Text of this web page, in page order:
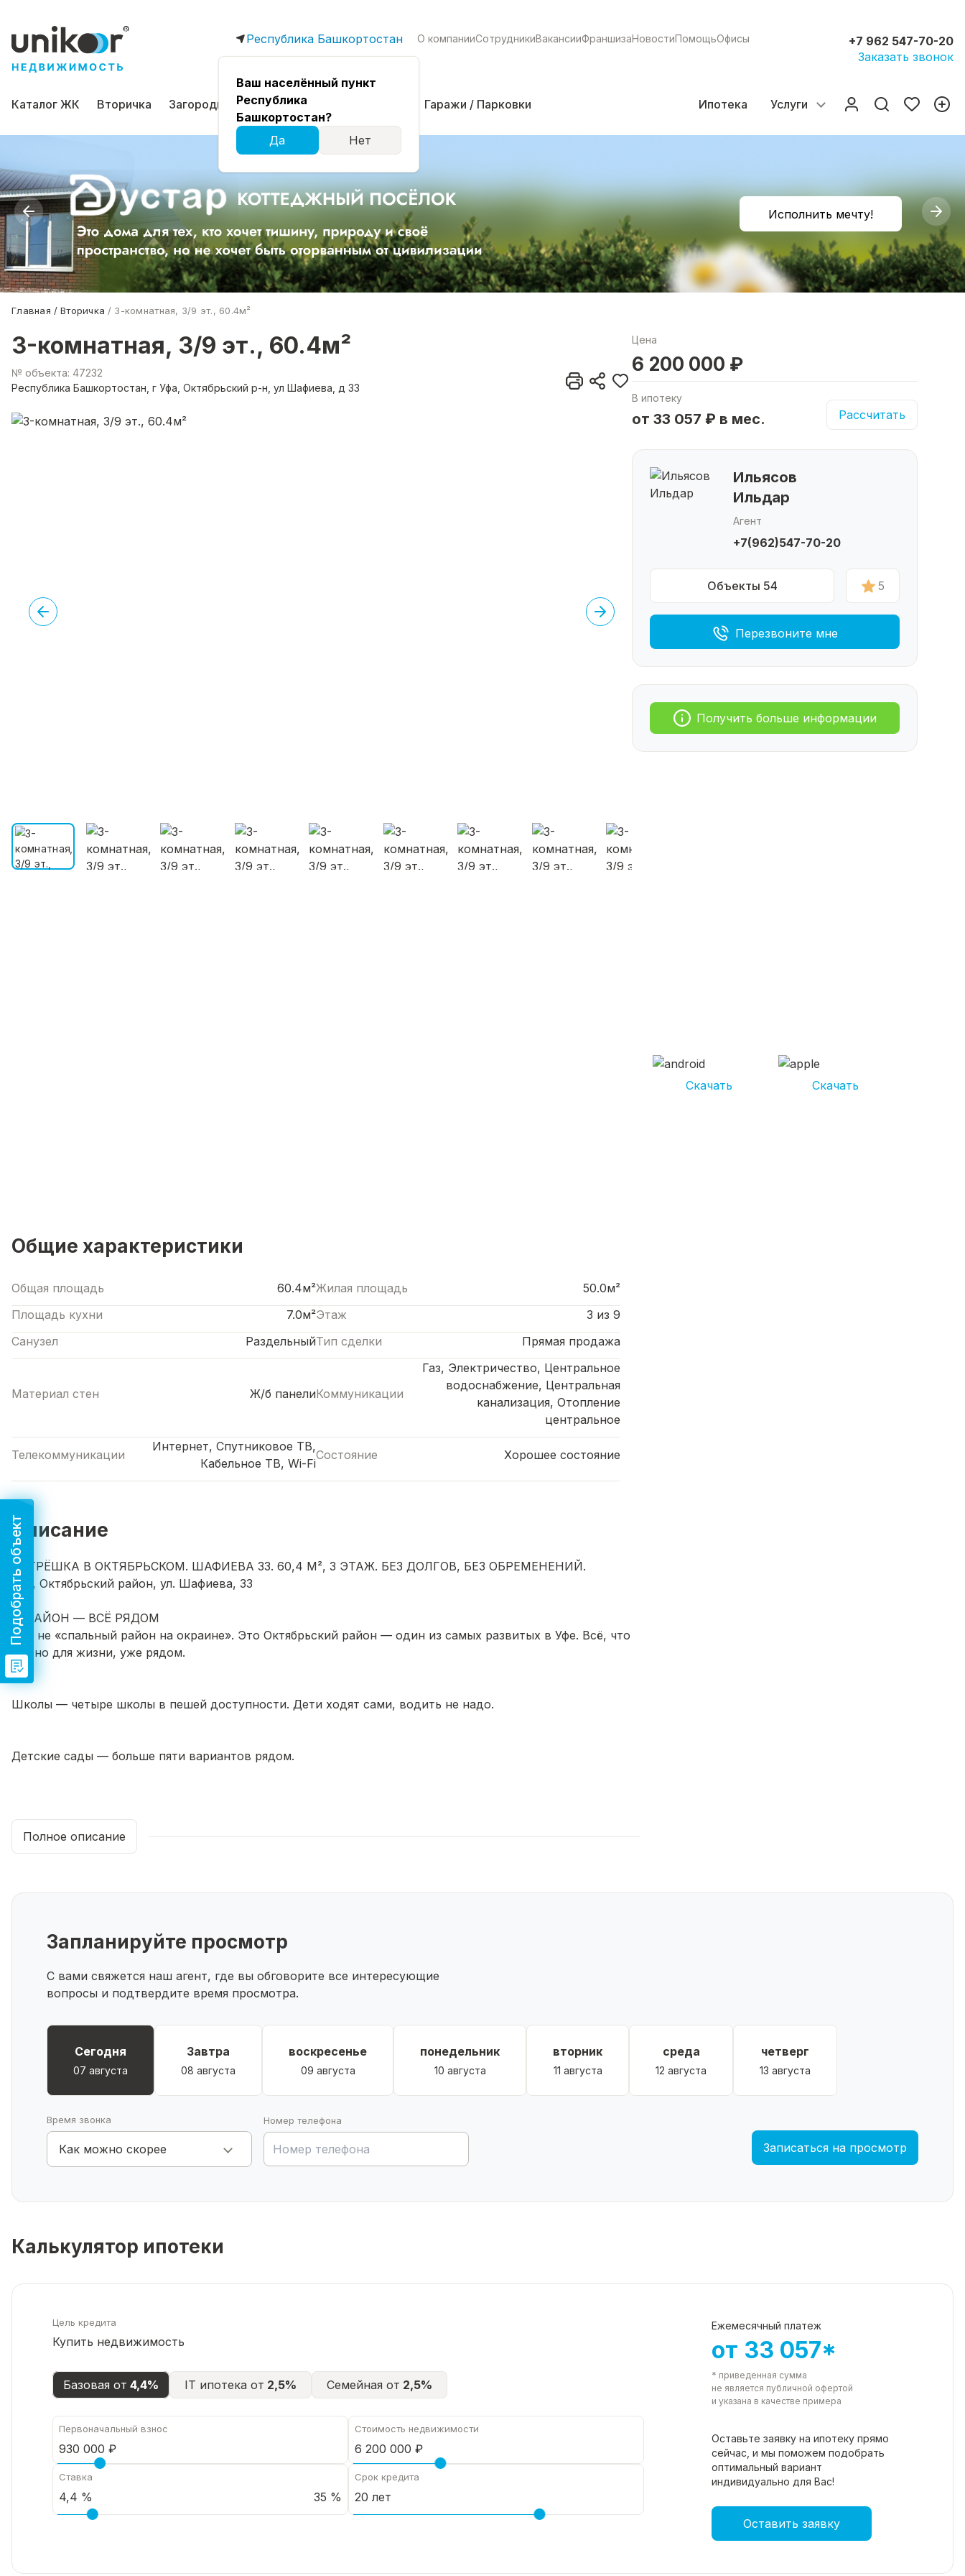
Республика Башкортостан
Ваш населённый пункт
Республика
Башкортостан?
Да
Нет
О компанииСотрудникиВакансииФраншизаНовостиПомощьОфисы
+7 962 547-70-20
Заказать звонок
Каталог ЖК Вторичка Загородная Коммерческая Гаражи / Парковки Ипотека Услуги
Исполнить мечту!
Главная Вторичка 3-комнатная, 3/9 эт., 60.4м²
3-комнатная, 3/9 эт., 60.4м²
№ объекта: 47232
Республика Башкортостан, г Уфа, Октябрьский р-н, ул Шафиева, д 33
Цена
6 200 000 ₽
В ипотеку
от 33 057 ₽ в мес. Рассчитать
Ильясов
Ильдар
Агент
+7(962)547-70-20
Объекты 54 5
Перезвоните мне
Получить больше информации
Скачать Скачать
Общие характеристики
Общая площадь 60.4м²Жилая площадь
50.0м²
Площадь кухни
7.0м²Этаж
3 из 9
Санузел
РаздельныйТип сделки Прямая продажа
Материал стен Ж/б панелиКоммуникации
Газ, Электричество, Центральное
водоснабжение, Центральная
канализация, Отопление
центральное
Телекоммуникации
Интернет, Спутниковое ТВ,
Кабельное ТВ, Wi-Fi
Состояние Хорошее состояние
Описание
🏠 ТРЁШКА В ОКТЯБРЬСКОМ. ШАФИЕВА 33. 60,4 М², 3 ЭТАЖ. БЕЗ ДОЛГОВ, БЕЗ ОБРЕМЕНЕНИЙ.
Уфа, Октябрьский район, ул. Шафиева, 33
📍 РАЙОН — ВСЁ РЯДОМ
Это не «спальный район на окраине». Это Октябрьский район — один из самых развитых в Уфе. Всё, что
нужно для жизни, уже рядом.
Школы — четыре школы в пешей доступности. Дети ходят сами, водить не надо.
Детские сады — больше пяти вариантов рядом.
🏢 ДОМ — КРЕПКИЙ,
Коммуникации: центральное отопление, горячая и холодная вода, газ, всё работает.
Что по ремонтам:
Фасад планируют обновить в 2026–2028 годах — это значит, что дом станет свежее и привлекательнее.
Остальные системы (электрика, отопление) — в планах на 2030-е годы.
🏠 КВАРТИРА — УЮТНАЯ, СВЕТЛАЯ, ГОТОВАЯ К ПРОЖИВАНИЮ
3-й этаж — золотая середина: не нужно ждать лифт, можно и пешком
Долгов и обременений нет — сделка пройдёт быстро.
Документы готовы, можно оформлять сразу.
Полное описание
Запланируйте просмотр
С вами свяжется наш агент, где вы обговорите все интересующие
вопросы и подтвердите время просмотра.
Сегодня
07 августа
Завтра
08 августа
воскресенье
09 августа
понедельник
10 августа
вторник
11 августа
среда
12 августа
четверг
13 августа
Время звонка
Как можно скорее
Номер телефона
Записаться на просмотр
Калькулятор ипотеки
Цель кредита
Купить недвижимость
Базовая от 4,4% IT ипотека от 2,5% Семейная от 2,5%
Первоначальный взнос Стоимость недвижимости
Ставка
35 %
Срок кредита
Ежемесячный платеж
от 33 057*
* приведенная сумма
не является публичной офертой
и указана в качестве примера
Оставьте заявку на ипотеку прямо
сейчас, и мы поможем подобрать
оптимальный вариант
индивидуально для Вас!
Оставить заявку
Подобрать объект